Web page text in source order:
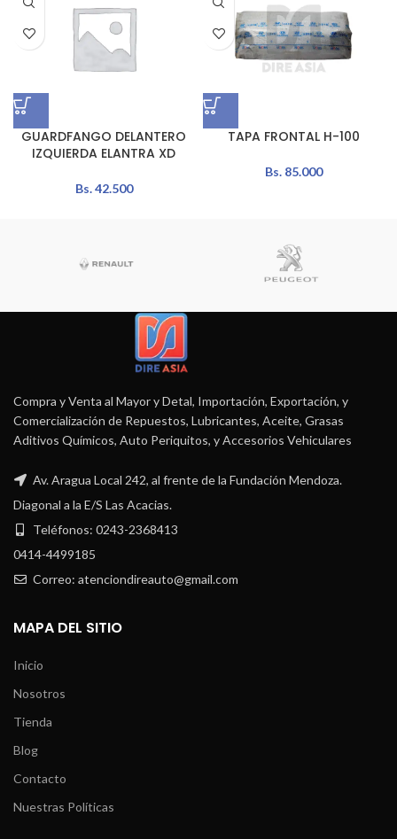
GUARDFANGO DELANTERO
IZQUIERDA ELANTRA XD
Bs.42.500
TAPA FRONTAL H-100
Bs.85.000
Compra y Venta al Mayor y Detal, Importación, Exportación, y
Comercialización de Repuestos, Lubricantes, Aceite, Grasas
Aditivos Químicos, Auto Periquitos, y Accesorios Vehiculares
Av. Aragua Local 242, al frente de la Fundación Mendoza.
Diagonal a la E/S Las Acacias.
Teléfonos: 0243-2368413
0414-4499185
Correo: atenciondireauto@gmail.com
MAPA DEL SITIO
Inicio
Nosotros
Tienda
Blog
Contacto
Nuestras Políticas